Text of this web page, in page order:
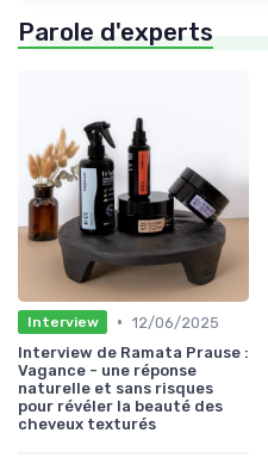
Parole d'experts
Interview • 12/06/2025
Interview de Ramata Prause :
Vagance - une réponse
naturelle et sans risques
pour révéler la beauté des
cheveux texturés